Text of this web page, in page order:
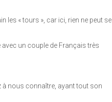
les « tours », car ici, rien ne peut se
un couple de Français très
à nous connaître, ayant tout son